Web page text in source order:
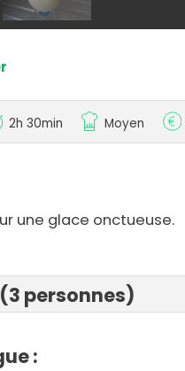
2h 30min Moyen
une glace onctueuse.
personnes)
: